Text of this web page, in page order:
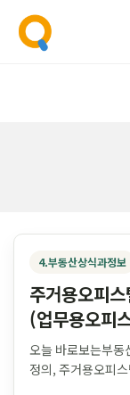
4.부동산상식과정보
주거용오피
(업무용오피
오늘 바로보는부동
정의, 주거용오피